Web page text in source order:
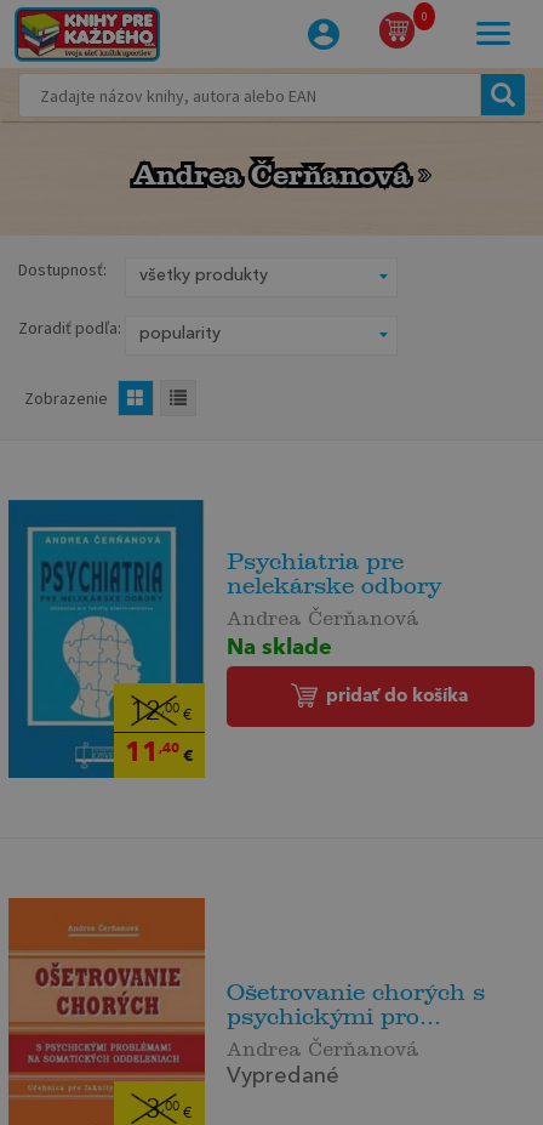
0
Andrea Čerňanová
Andrea Čerňanová
Dostupnosť:
Zoradiť podľa:
Zobrazenie
12,00€
11 ,40€
Psychiatria pre
nelekárske odbory
Andrea Čerňanová
Na sklade
pridať do košíka
3,00€
Ošetrovanie chorých s
psychickými pro...
Andrea Čerňanová
Vypredané